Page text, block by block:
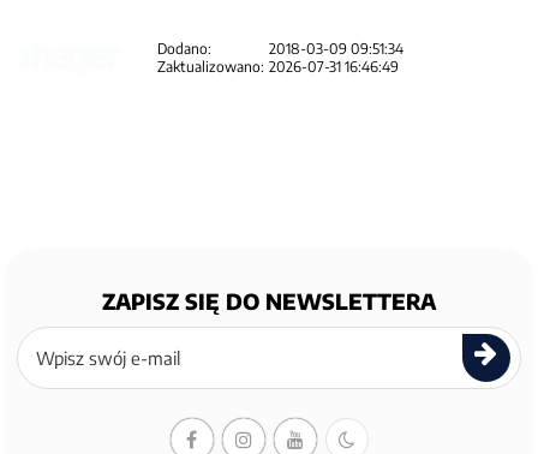
Dodano:
2018-03-09 09:51:34
Zaktualizowano: 2026-07-31 16:46:49
ZAPISZ SIĘ DO NEWSLETTERA
Zapisz
się
newslettera